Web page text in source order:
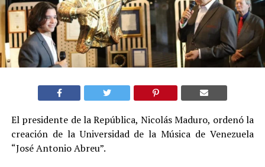
El presidente de la República, Nicolás Maduro, ordenó la
creación de la Universidad de la Música de Venezuela
“José Antonio Abreu”.